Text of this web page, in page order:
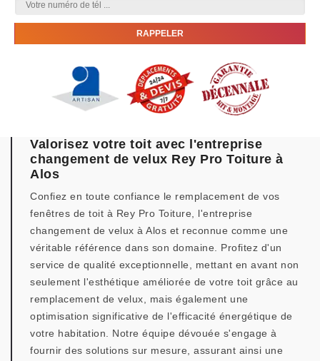
Valorisez votre toit avec l'entreprise
changement de velux Rey Pro Toiture à
Alos
Confiez en toute confiance le remplacement de vos
fenêtres de toit à Rey Pro Toiture, l'entreprise
changement de velux à Alos et reconnue comme une
véritable référence dans son domaine. Profitez d'un
service de qualité exceptionnelle, mettant en avant non
seulement l'esthétique améliorée de votre toit grâce au
remplacement de velux, mais également une
optimisation significative de l'efficacité énergétique de
votre habitation. Notre équipe dévouée s'engage à
fournir des solutions sur mesure, assurant ainsi une